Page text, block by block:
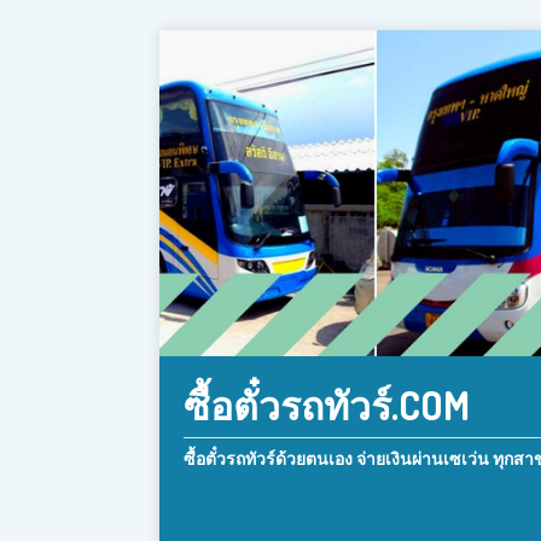
ซื้อตั๋วรถทัวร์.COM
ซื้อตั๋วรถทัวร์ด้วยตนเอง จ่ายเงินผ่านเซเว่น ทุกสา